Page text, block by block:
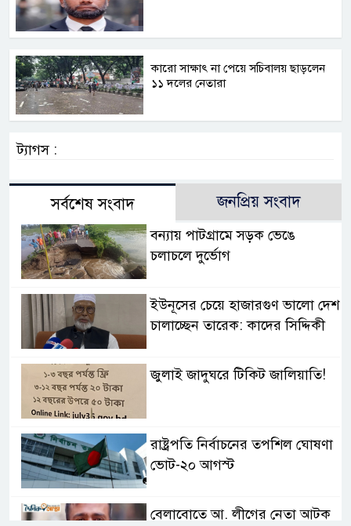
কারো সাক্ষাৎ না পেয়ে সচিবালয় ছাড়লেন
১১ দলের নেতারা
ট্যাগস :
সর্বশেষ সংবাদ জনপ্রিয় সংবাদ
বন্যায় পাটগ্রামে সড়ক ভেঙে
চলাচলে দুর্ভোগ
ইউনূসের চেয়ে হাজারগুণ ভালো দেশ
চালাচ্ছেন তারেক: কাদের সিদ্দিকী
জুলাই জাদুঘরে টিকিট জালিয়াতি!
রাষ্ট্রপতি নির্বাচনের তপশিল ঘোষণা
ভোট-২০ আগস্ট
বেলাবোতে আ. লীগের নেতা আটক